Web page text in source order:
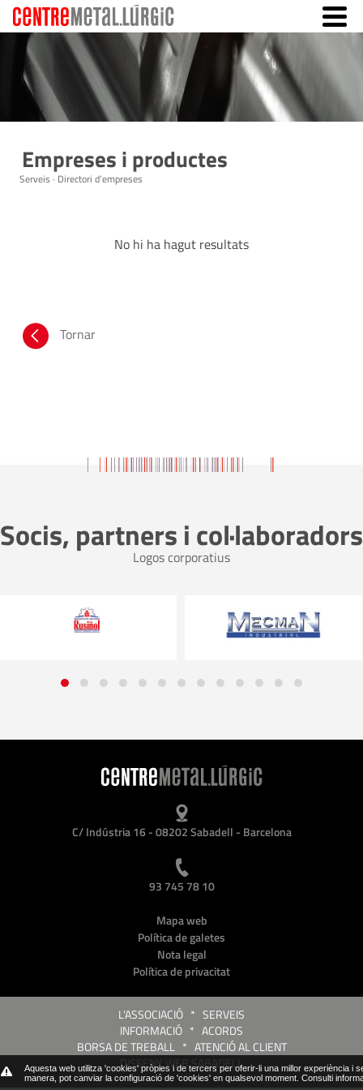
Aquesta web utilitza 'cookies' pròpies i de tercers per oferir-li una millor experiència
manera, pot canviar la configuració de 'cookies' en qualsevol moment. Consulti
Empreses i productes
Serveis · Directori d'empreses
No hi ha hagut resultats
Tornar
Socis, partners i col·laboradors
Logos corporatius
C/ Indústria 16 - 08202 Sabadell - Barcelona
93 745 78 10
Mapa web
Política de galetes
Nota legal
Política de privacitat
L'ASSOCIACIÓ * SERVEIS
INFORMACIÓ * ACORDS
BORSA DE TREBALL* ATENCIÓ AL CLIENT
DISSENY WEB SABADELL